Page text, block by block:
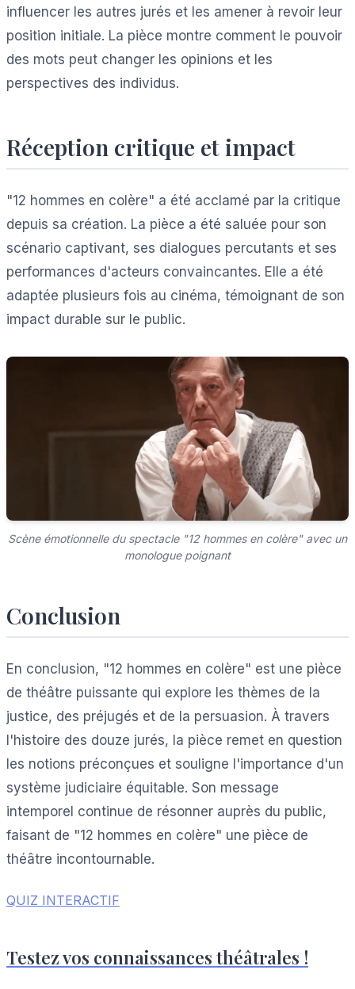
influencer les autres jurés et les amener à revoir leur
position initiale. La pièce montre comment le pouvoir
des mots peut changer les opinions et les
perspectives des individus.
Réception critique et impact
"12 hommes en colère" a été acclamé par la critique
depuis sa création. La pièce a été saluée pour son
scénario captivant, ses dialogues percutants et ses
performances d'acteurs convaincantes. Elle a été
adaptée plusieurs fois au cinéma, témoignant de son
impact durable sur le public.
Scène émotionnelle du spectacle "12 hommes en colère" avec un
monologue poignant
Conclusion
En conclusion, "12 hommes en colère" est une pièce
de théâtre puissante qui explore les thèmes de la
justice, des préjugés et de la persuasion. À travers
l'histoire des douze jurés, la pièce remet en question
les notions préconçues et souligne l'importance d'un
système judiciaire équitable. Son message
intemporel continue de résonner auprès du public,
faisant de "12 hommes en colère" une pièce de
théâtre incontournable.
QUIZ INTERACTIF
Testez vos connaissances théâtrales !